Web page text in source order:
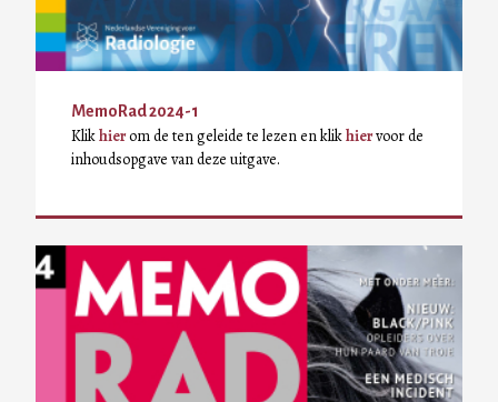
MemoRad 2024-1
Klikhierom de ten geleide te lezen en klikhiervoor de
inhoudsopgave van deze uitgave.